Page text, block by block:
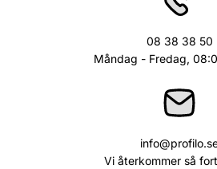
08 38 38 50
Måndag - Fredag,
Vi återkommer så